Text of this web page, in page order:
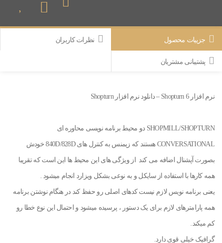
جزییات محصول نظرات کاربران
پشتیبانی مشتریان
نرم افزار Shopturn 6 – دانلود نرم افزار Shopturn
SHOPMILL/SHOPTURN دو محیط برنامه نویسی محاوره ای
CONVERSATIONAL هستند که زیمنس به کنترل های 840D/828D خودش
بصورت آپشنال اضافه می کند از ویژگی های این محیط ها این است که تقریبا
همه کارها با استفاده از سایکل و به نوعی بشکل ویزارد انجام میشود .
یعنی برنامه نویس لازم نیست کدهای اصلی رو حفظ کند در هنگام نوشتن برنامه
همه پارامترهای لازم برای یک دستور ، پرسیده میشود و احتمال این نوع خطا رو
کم میکند.
گرافیک خیلی قوی دارد.